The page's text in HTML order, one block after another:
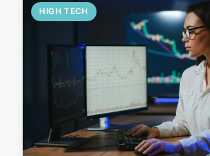
HIGH TECH